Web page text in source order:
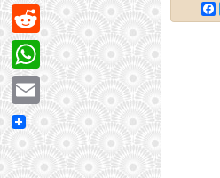
Pinterest
Reddit
WhatsApp
Email